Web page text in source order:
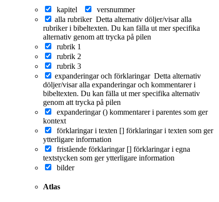
kapitel
versnummer
alla rubriker Detta alternativ döljer/visar alla
rubriker i bibeltexten. Du kan fälla ut mer specifika
alternativ genom att trycka på pilen
rubrik 1
rubrik 2
rubrik 3
expanderingar och förklaringar Detta alternativ
döljer/visar alla expanderingar och kommentarer i
bibeltexten. Du kan fälla ut mer specifika alternativ
genom att trycka på pilen
expanderingar () kommentarer i parentes som ger
kontext
förklaringar i texten [] förklaringar i texten som ger
ytterligare information
fristående förklaringar [] förklaringar i egna
textstycken som ger ytterligare information
bilder
Atlas